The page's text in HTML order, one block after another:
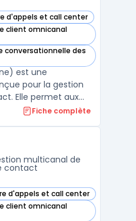
d'appels et call center
dans cette catégorie
client omnicanal
dans cette catégorie
conversationnelle des
dans cette catégorie
est une
pour la gestion
Elle permet aux
les interactions
des volumes
Fiche complète
multicanal de
contact
d'appels et call center
catégorie
client omnicanal